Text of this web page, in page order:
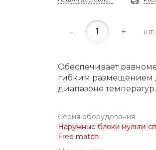
- + шт.
Обеспечивает
гибким размещением
диапазоне температур.
Серия оборудования
Наружные блоки мульти-
Free match